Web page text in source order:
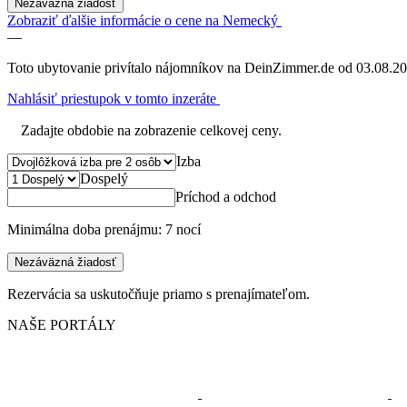
Nezáväzná žiadosť
Zobraziť ďalšie informácie o cene na Nemecký
—
Toto ubytovanie privítalo nájomníkov na DeinZimmer.de od
Nahlásiť priestupok v tomto inzeráte
Zadajte obdobie na zobrazenie celkovej ceny.
Izba
Dospelý
Príchod a odchod
Minimálna doba prenájmu: 7 nocí
Nezáväzná žiadosť
Rezervácia sa uskutočňuje priamo s prenajímateľom.
NAŠE PORTÁLY